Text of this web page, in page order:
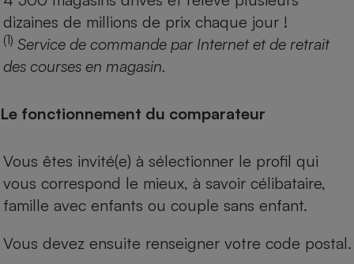
dizaines de millions de prix chaque jour !
(1) Service de commande par Internet et de retrait
des courses en magasin.
Le fonctionnement du comparateur
Vous êtes invité(e) à sélectionner le profil qui
vous correspond le mieux, à savoir célibataire,
famille avec enfants ou couple sans enfant.
Vous devez ensuite renseigner votre code postal.